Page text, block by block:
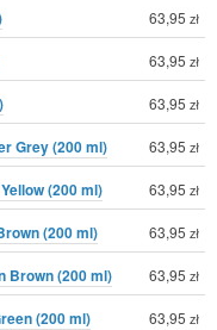
63,95 zł
63,95 zł
63,95 zł
Grey (200 ml) 63,95 zł
(200 ml) 63,95 zł
(200 ml) 63,95 zł
Brown (200 ml) 63,95 zł
(200 ml) 63,95 zł